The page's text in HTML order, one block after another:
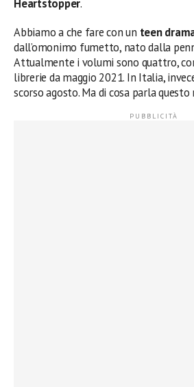
Heartstopper.
Abbiamo a che fare con un teen
dall’omonimo fumetto, nato dalla
Attualmente i volumi sono quattro,
librerie da maggio 2021. In Italia,
scorso agosto. Ma di cosa parla questo